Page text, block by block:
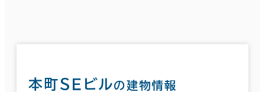
本町ＳＥビルの建物情報